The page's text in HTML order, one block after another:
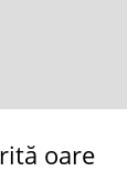
oare